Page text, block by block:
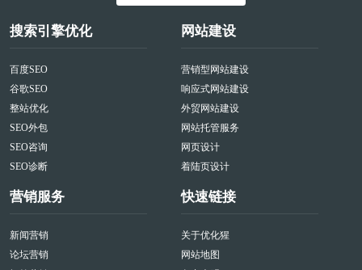
搜索引擎优化
百度SEO
谷歌SEO
整站优化
SEO外包
SEO咨询
SEO诊断
网站建设
营销型网站建设
响应式网站建设
外贸网站建设
网站托管服务
网页设计
着陆页设计
营销服务
新闻营销
论坛营销
快速链接
关于优化猩
网站地图